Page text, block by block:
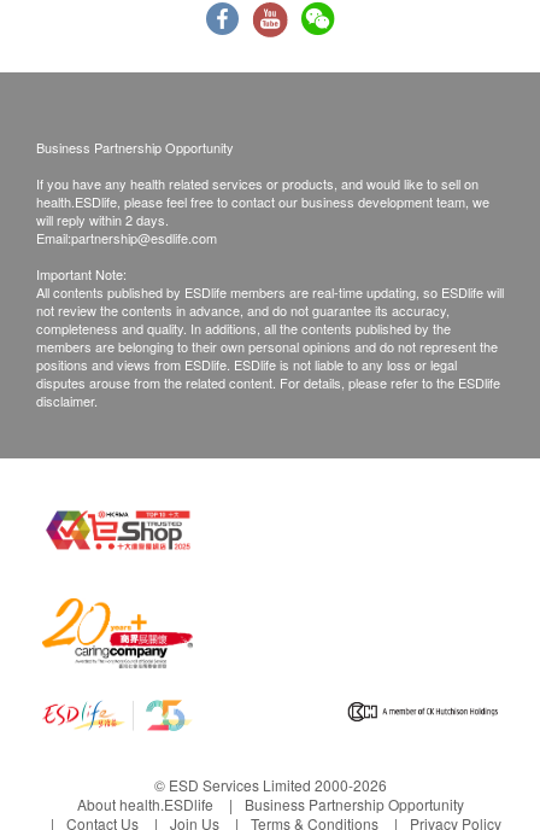
至5時45分(公眾假期除外)
由聖基道兒童院寄上朱古力券
注意事項：
所有貨品數量有限，售完即止。
凡捐款或捐贈朱古力HK$100或以上，憑收據可申請扣
減稅款。扣減稅款不適用於購買朱古力。
您的個人資料絕對保密，只用作邀請參與活動、通訊、
籌募、義工招募及收集意見之用途。如 閣下未有表明不
同意，聖基道兒童院將假定 閣下接受聖基道向 閣下發
出上述資訊，直至另行通知。如不同意，請致電2520
health.ESDlife現金券及推廣優惠碼均不能使用*
Business Partnership Opportunity
If you have any health related services or products, and would like to sell on
health.ESDlife, please feel free to contact our business development team, we
will reply within 2 days.
Email:partnership@esdlife.com
Important Note:
All contents published by ESDlife members are real-time updating, so ESDlife will
not review the contents in advance, and do not guarantee its accuracy,
completeness and quality. In additions, all the contents published by the
members are belonging to their own personal opinions and do not represent the
positions and views from ESDlife. ESDlife is not liable to any loss or legal
disputes arouse from the related content. For details, please refer to the ESDlife
disclaimer.
© ESD Services Limited 2000-2026
About health.ESDlife
Business Partnership Opportunity
Contact Us
Join Us Terms & Conditions Privacy Policy